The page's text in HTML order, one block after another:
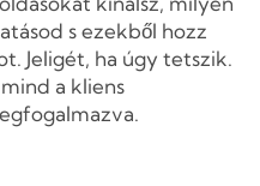
s ezekből hozz
Jeligét, ha úgy tetszik.
a kliens